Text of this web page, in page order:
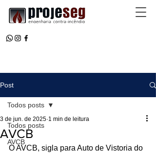
Post
Todos posts
AVCB
Todos posts
AVCB
3 de jun. de 2025 1 min de leitura
O AVCB, sigla para Auto de Vistoria do